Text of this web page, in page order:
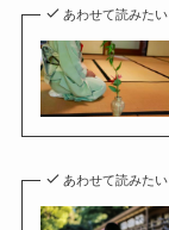
あわせて読みたい
あわせて読みたい